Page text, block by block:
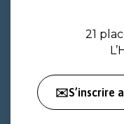
21
✉️S’inscrire